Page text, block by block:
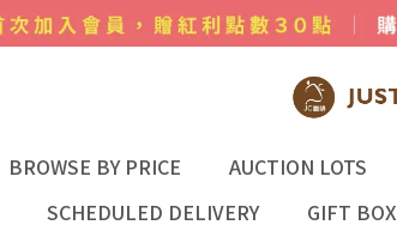
BROWSE BY PRICE AUCTION LOTS
SCHEDULED DELIVERY
GIFT BOX